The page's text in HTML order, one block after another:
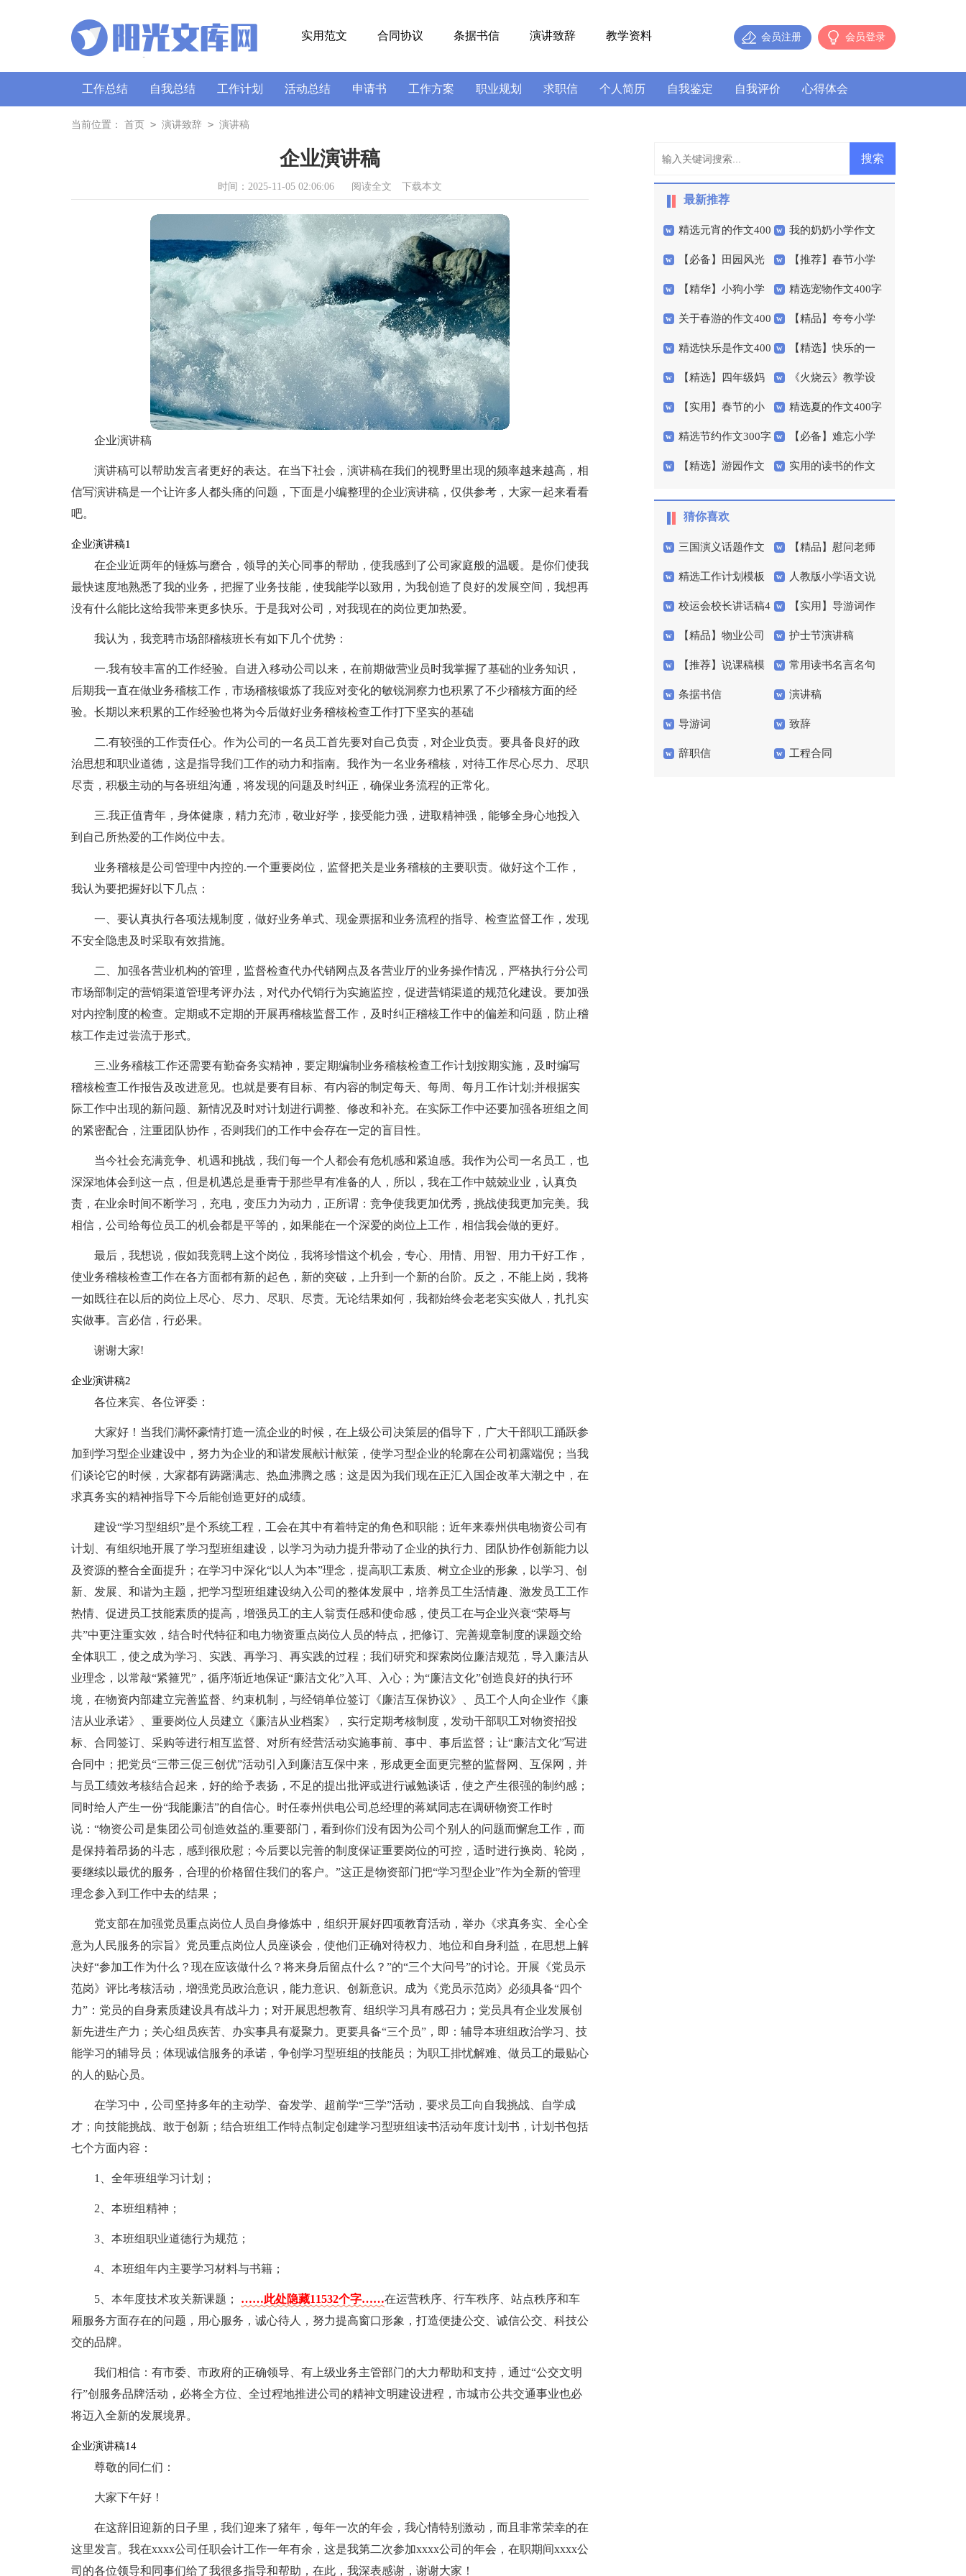
实用范文 合同协议 条据书信 演讲致辞 教学资料 会员登录
会员注册
工作总结 自我总结 工作计划 活动总结 申请书 工作方案 职业规划 求职信 个人简历 自我鉴定 自我评价 心得体会
策划书 讲话稿 广播稿
当前位置： 首页 > 演讲致辞 > 演讲稿
企业演讲稿
时间：2025-11-05 02:06:06 阅读全文 下载本文
企业演讲稿
演讲稿可以帮助发言者更好的表达。在当下社会，演讲稿在我们的视野里出现的频率越来越高，相
信写演讲稿是一个让许多人都头痛的问题，下面是小编整理的企业演讲稿，仅供参考，大家一起来看看
吧。
企业演讲稿1
在企业近两年的锤炼与磨合，领导的关心同事的帮助，使我感到了公司家庭般的温暖。是你们使我
最快速度地熟悉了我的业务，把握了业务技能，使我能学以致用，为我创造了良好的发展空间，我想再
没有什么能比这给我带来更多快乐。于是我对公司，对我现在的岗位更加热爱。
我认为，我竞聘市场部稽核班长有如下几个优势：
一.我有较丰富的工作经验。自进入移动公司以来，在前期做营业员时我掌握了基础的业务知识，
后期我一直在做业务稽核工作，市场稽核锻炼了我应对变化的敏锐洞察力也积累了不少稽核方面的经
验。长期以来积累的工作经验也将为今后做好业务稽核检查工作打下坚实的基础
二.有较强的工作责任心。作为公司的一名员工首先要对自己负责，对企业负责。要具备良好的政
治思想和职业道德，这是指导我们工作的动力和指南。我作为一名业务稽核，对待工作尽心尽力、尽职
尽责，积极主动的与各班组沟通，将发现的问题及时纠正，确保业务流程的正常化。
三.我正值青年，身体健康，精力充沛，敬业好学，接受能力强，进取精神强，能够全身心地投入
到自己所热爱的工作岗位中去。
业务稽核是公司管理中内控的.一个重要岗位，监督把关是业务稽核的主要职责。做好这个工作，
我认为要把握好以下几点：
一、要认真执行各项法规制度，做好业务单式、现金票据和业务流程的指导、检查监督工作，发现
不安全隐患及时采取有效措施。
二、加强各营业机构的管理，监督检查代办代销网点及各营业厅的业务操作情况，严格执行分公司
市场部制定的营销渠道管理考评办法，对代办代销行为实施监控，促进营销渠道的规范化建设。要加强
对内控制度的检查。定期或不定期的开展再稽核监督工作，及时纠正稽核工作中的偏差和问题，防止稽
核工作走过尝流于形式。
三.业务稽核工作还需要有勤奋务实精神，要定期编制业务稽核检查工作计划按期实施，及时编写
稽核检查工作报告及改进意见。也就是要有目标、有内容的制定每天、每周、每月工作计划;并根据实
际工作中出现的新问题、新情况及时对计划进行调整、修改和补充。在实际工作中还要加强各班组之间
的紧密配合，注重团队协作，否则我们的工作中会存在一定的盲目性。
当今社会充满竞争、机遇和挑战，我们每一个人都会有危机感和紧迫感。我作为公司一名员工，也
深深地体会到这一点，但是机遇总是垂青于那些早有准备的人，所以，我在工作中兢兢业业，认真负
责，在业余时间不断学习，充电，变压力为动力，正所谓：竞争使我更加优秀，挑战使我更加完美。我
相信，公司给每位员工的机会都是平等的，如果能在一个深爱的岗位上工作，相信我会做的更好。
最后，我想说，假如我竞聘上这个岗位，我将珍惜这个机会，专心、用情、用智、用力干好工作，
使业务稽核检查工作在各方面都有新的起色，新的突破，上升到一个新的台阶。反之，不能上岗，我将
一如既往在以后的岗位上尽心、尽力、尽职、尽责。无论结果如何，我都始终会老老实实做人，扎扎实
实做事。言必信，行必果。
谢谢大家!
企业演讲稿2
各位来宾、各位评委：
大家好！当我们满怀豪情打造一流企业的时候，在上级公司决策层的倡导下，广大干部职工踊跃参
加到学习型企业建设中，努力为企业的和谐发展献计献策，使学习型企业的轮廓在公司初露端倪；当我
们谈论它的时候，大家都有踌躇满志、热血沸腾之感；这是因为我们现在正汇入国企改革大潮之中，在
求真务实的精神指导下今后能创造更好的成绩。
建设“学习型组织”是个系统工程，工会在其中有着特定的角色和职能；近年来泰州供电物资公司有
计划、有组织地开展了学习型班组建设，以学习为动力提升带动了企业的执行力、团队协作创新能力以
及资源的整合全面提升；在学习中深化“以人为本”理念，提高职工素质、树立企业的形象，以学习、创
新、发展、和谐为主题，把学习型班组建设纳入公司的整体发展中，培养员工生活情趣、激发员工工作
热情、促进员工技能素质的提高，增强员工的主人翁责任感和使命感，使员工在与企业兴衰“荣辱与
共”中更注重实效，结合时代特征和电力物资重点岗位人员的特点，把修订、完善规章制度的课题交给
全体职工，使之成为学习、实践、再学习、再实践的过程；我们研究和探索岗位廉洁规范，导入廉洁从
业理念，以常敲“紧箍咒”，循序渐近地保证“廉洁文化”入耳、入心；为“廉洁文化”创造良好的执行环
境，在物资内部建立完善监督、约束机制，与经销单位签订《廉洁互保协议》、员工个人向企业作《廉
洁从业承诺》、重要岗位人员建立《廉洁从业档案》，实行定期考核制度，发动干部职工对物资招投
标、合同签订、采购等进行相互监督、对所有经营活动实施事前、事中、事后监督；让“廉洁文化”写进
合同中；把党员“三带三促三创优”活动引入到廉洁互保中来，形成更全面更完整的监督网、互保网，并
与员工绩效考核结合起来，好的给予表扬，不足的提出批评或进行诫勉谈话，使之产生很强的制约感；
同时给人产生一份“我能廉洁”的自信心。时任泰州供电公司总经理的蒋斌同志在调研物资工作时
说：“物资公司是集团公司创造效益的.重要部门，看到你们没有因为公司个别人的问题而懈怠工作，而
是保持着昂扬的斗志，感到很欣慰；今后要以完善的制度保证重要岗位的可控，适时进行换岗、轮岗，
要继续以最优的服务，合理的价格留住我们的客户。”这正是物资部门把“学习型企业”作为全新的管理
理念参入到工作中去的结果；
党支部在加强党员重点岗位人员自身修炼中，组织开展好四项教育活动，举办《求真务实、全心全
意为人民服务的宗旨》党员重点岗位人员座谈会，使他们正确对待权力、地位和自身利益，在思想上解
决好“参加工作为什么？现在应该做什么？将来身后留点什么？”的“三个大问号”的讨论。开展《党员示
范岗》评比考核活动，增强党员政治意识，能力意识、创新意识。成为《党员示范岗》必须具备“四个
力”：党员的自身素质建设具有战斗力；对开展思想教育、组织学习具有感召力；党员具有企业发展创
新先进生产力；关心组员疾苦、办实事具有凝聚力。更要具备“三个员”，即：辅导本班组政治学习、技
能学习的辅导员；体现诚信服务的承诺，争创学习型班组的技能员；为职工排忧解难、做员工的最贴心
的人的贴心员。
在学习中，公司坚持多年的主动学、奋发学、超前学“三学”活动，要求员工向自我挑战、自学成
才；向技能挑战、敢于创新；结合班组工作特点制定创建学习型班组读书活动年度计划书，计划书包括
七个方面内容：
1、全年班组学习计划；
2、本班组精神；
3、本班组职业道德行为规范；
4、本班组年内主要学习材料与书籍；
5、本年度技术攻关新课题； ……此处隐藏11532个字……在运营秩序、行车秩序、站点秩序和车
厢服务方面存在的问题，用心服务，诚心待人，努力提高窗口形象，打造便捷公交、诚信公交、科技公
交的品牌。
我们相信：有市委、市政府的正确领导、有上级业务主管部门的大力帮助和支持，通过“公交文明
行”创服务品牌活动，必将全方位、全过程地推进公司的精神文明建设进程，市城市公共交通事业也必
将迈入全新的发展境界。
企业演讲稿14
尊敬的同仁们：
大家下午好！
在这辞旧迎新的日子里，我们迎来了猪年，每年一次的年会，我心情特别激动，而且非常荣幸的在
这里发言。我在xxxx公司任职会计工作一年有余，这是我第二次参加xxxx公司的年会，在职期间xxxx公
司的各位领导和同事们给了我很多指导和帮助，在此，我深表感谢，谢谢大家！
最新推荐
精选元宵的作文400
字4篇
我的奶奶小学作文
汇总五篇
【必备】田园风光
作文300字合集6篇
【推荐】春节小学
作文400字四篇
【精华】小狗小学
作文300字三篇
精选宠物作文400字
汇总五篇
关于春游的作文400
字10篇
【精品】夸夸小学
作文300字四篇
精选快乐是作文400
字三篇
【精选】快乐的一
天小学作文四篇
【精选】四年级妈
妈作文300字集锦七篇
《火烧云》教学设
计
【实用】春节的小
学作文汇编7篇
精选夏的作文400字
4篇
精选节约作文300字
合集五篇
【必备】难忘小学
作文400字3篇
【精选】游园作文 实用的读书的作文
猜你喜欢
三国演义话题作文 【精品】慰问老师
慰问信三篇
精选工作计划模板
汇总7篇
人教版小学语文说
课稿范文锦集8篇
校运会校长讲话稿4
篇
【实用】导游词作
文300字锦集6篇
【精品】物业公司
工作总结模板七篇
护士节演讲稿
【推荐】说课稿模
板7篇
常用读书名言名句
40句
条据书信 演讲稿
导游词 致辞
辞职信 工程合同